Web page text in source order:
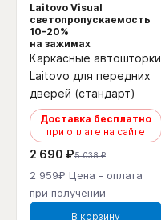
Laitovo Visual
светопропускаемость
10-20%
на зажимах
Каркасные автошторки
Laitovo для передних
дверей (стандарт)
Доставка бесплатно
при оплате на сайте
2 690 ₽5 038 ₽
2 959₽ Цена - оплата
при получении
В корзину